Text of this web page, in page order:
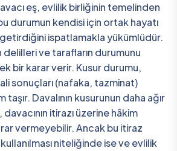
eş, evlilik birliğinin temelinden
bu durumun kendisi için ortak hayatı
ispatlamakla yükümlüdür.
delilleri ve tarafların durumunu
bir karar verir. Kusur durumu,
sonuçları (nafaka, tazminat)
taşır. Davalının kusurunun daha ağır
itirazı üzerine hâkim
vermeyebilir. Ancak bu itiraz
niteliğinde ise ve evlilik